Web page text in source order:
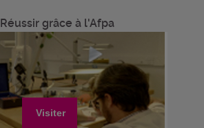
Réussir grâce à l'Afpa
Visiter